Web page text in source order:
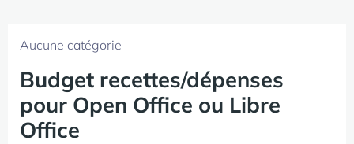
Aucune catégorie
Budget recettes/dépenses
pour Open Office ou Libre
Office